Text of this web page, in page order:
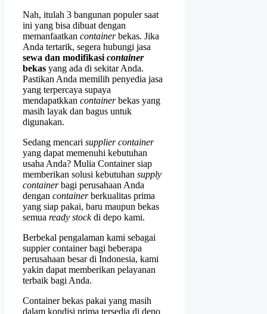
Nah, itulah 3 bangunan populer saat
ini yang bisa dibuat dengan
memanfaatkan containerbekas. Jika
Anda tertarik, segera hubungi jasa
sewa dan modifikasi container
bekas yang ada di sekitar Anda.
Pastikan Anda memilih penyedia jasa
yang terpercaya supaya
mendapatkkan containerbekas yang
masih layak dan bagus untuk
digunakan.
Sedang mencari supplier container
yang dapat memenuhi kebutuhan
usaha Anda? Mulia Container siap
memberikan solusi kebutuhan supply
containerbagi perusahaan Anda
dengan containerberkualitas prima
yang siap pakai, baru maupun bekas
semua ready stockdi depo kami.
Berbekal pengalaman kami sebagai
suppier container bagi beberapa
perusahaan besar di Indonesia, kami
yakin dapat memberikan pelayanan
terbaik bagi Anda.
Container bekas pakai yang masih
dalam kondisi prima tersedia di depo